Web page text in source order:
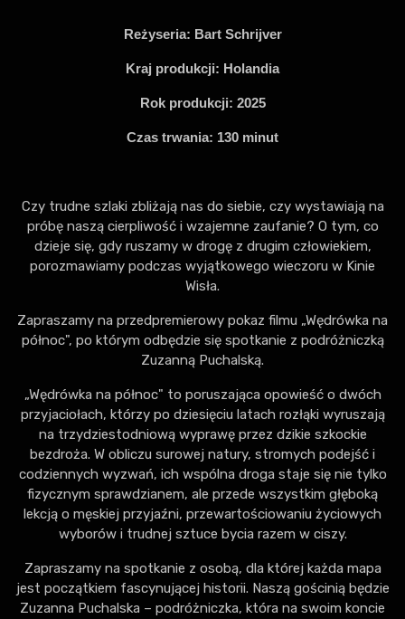
Reżyseria: Bart Schrijver
Kraj produkcji: Holandia
Rok produkcji: 2025
Czas trwania: 130 minut
Czy trudne szlaki zbliżają nas do siebie, czy wystawiają na
próbę naszą cierpliwość i wzajemne zaufanie? O tym, co
dzieje się, gdy ruszamy w drogę z drugim człowiekiem,
porozmawiamy podczas wyjątkowego wieczoru w Kinie
Wisła.
Zapraszamy na przedpremierowy pokaz filmu „Wędrówka na
północ", po którym odbędzie się spotkanie z podróżniczką
Zuzanną Puchalską.
„Wędrówka na północ" to poruszająca opowieść o dwóch
przyjaciołach, którzy po dziesięciu latach rozłąki wyruszają
na trzydziestodniową wyprawę przez dzikie szkockie
bezdroża. W obliczu surowej natury, stromych podejść i
codziennych wyzwań, ich wspólna droga staje się nie tylko
fizycznym sprawdzianem, ale przede wszystkim głęboką
lekcją o męskiej przyjaźni, przewartościowaniu życiowych
wyborów i trudnej sztuce bycia razem w ciszy.
Zapraszamy na spotkanie z osobą, dla której każda mapa
jest początkiem fascynującej historii. Naszą gościnią będzie
Zuzanna Puchalska – podróżniczka, która na swoim koncie